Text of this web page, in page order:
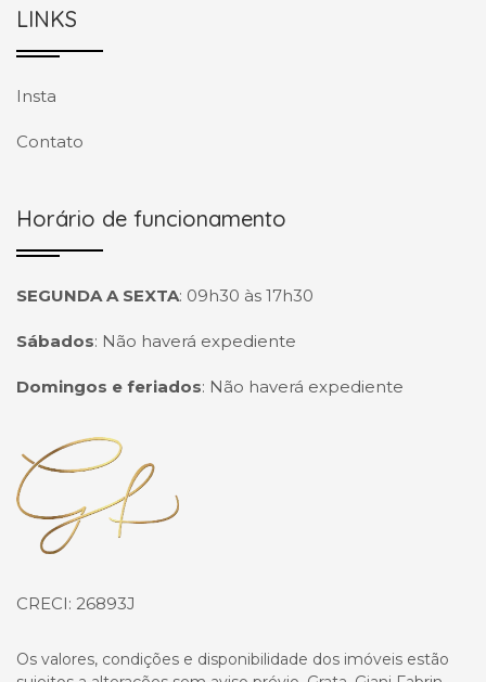
LINKS
Insta
Contato
Horário de funcionamento
SEGUNDA A SEXTA: 09h30 às 17h30
Sábados: Não haverá expediente
Domingos e feriados: Não haverá expediente
Página inicial
CRECI: 26893J
Os valores, condições e disponibilidade dos imóveis estão